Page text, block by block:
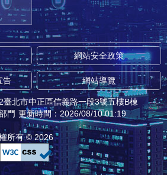
網站安全政策
告 網站導覽
臺北市中正區信義路一段3號五樓B棟
門 更新時間：2026/08/10 01:19
所有 © 2026